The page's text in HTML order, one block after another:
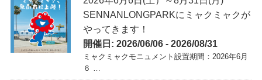
SENNANLONGPARKにミャクミャクが
やってきます！
開催日: 2026/06/06 - 2026/08/31
ミャクミャクモニュメント設置期間：2026年6月
６ …